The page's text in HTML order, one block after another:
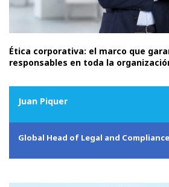
Ética corporativa: el marco que
responsables en toda la
Juan Piquer
Global Head of Legal and